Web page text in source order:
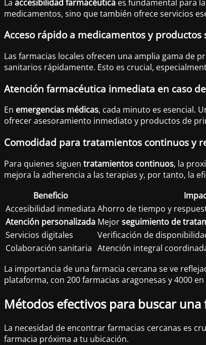
La accesibilidad farmacéutica es fundamental para
medicamentos, sino que también ofrece servicios
Acceso rápido a medicamentos y productos
Las farmacias locales ofrecen una amplia gama de
sanitarios rápidamente. Esto es crucial,
Atención farmacéutica inmediata en caso
En emergencias médicas, cada minuto es esencial.
ofrecer asesoramiento inmediato y productos de
Comodidad para tratamientos continuos y
Para quienes siguen tratamientos continuos, la
mejora la adherencia a las terapias y, por tanto, la
Beneficio
Accesibilidad inmediata Ahorro de tiempo y
Atención personalizada Mejorseguimiento de
Servicios digitales
Verificación de
Colaboración sanitaria Atención integral
La importancia de una farmacia cercana se ve
plataforma, con 200 farmacias aragonesas y 4000
Métodos efectivos para buscar
La necesidad de encontrar farmacias cercanas es
farmacia próxima a tu ubicación.